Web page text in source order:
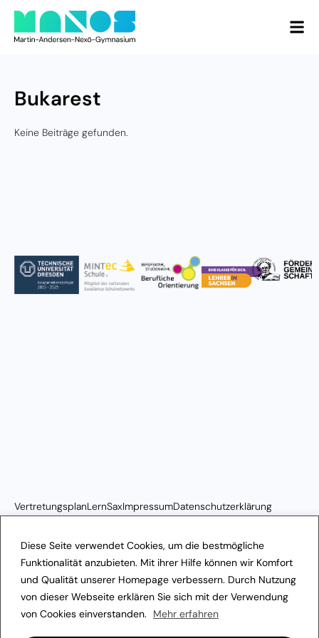
Diese Seite verwendet Cookies, um die bestmögliche
Funktionalität anzubieten. Mit ihrer Hilfe können wir Komfort
und Qualität unserer Homepage verbessern. Durch Nutzung
von dieser Webseite erklären Sie sich mit der Verwendung
von Cookies einverstanden.
Mehr erfahren
Bukarest
Keine Beiträge gefunden.
VertretungsplanLernSaxImpressumDatenschutzerklärung